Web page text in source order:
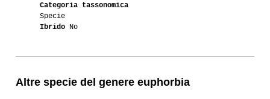
Categoria tassonomica
Specie
Ibrido No
Altre specie del genere euphorbia